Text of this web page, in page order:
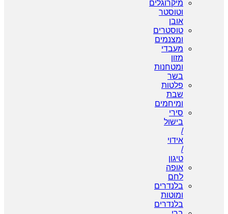
מיקרוגלים
וטוסטר
אובן
טוסטרים
ומצנמים
מעבדי
מזון
ומטחנות
בשר
פלטות
שבת
ומיחמים
סירי
בישול
/
אידוי
/
טיגון
אופה
לחם
בלנדרים
ומוטות
בלנדרים